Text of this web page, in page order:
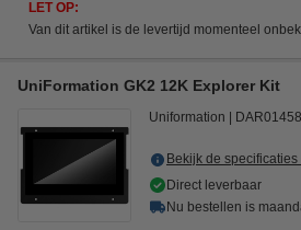
LET OP:
Van dit artikel is de levertijd momenteel
UniFormation GK2 12K Explorer Kit
Uniformation DAR01458
Bekijk de
Direct leverbaar
Nu bestellen is